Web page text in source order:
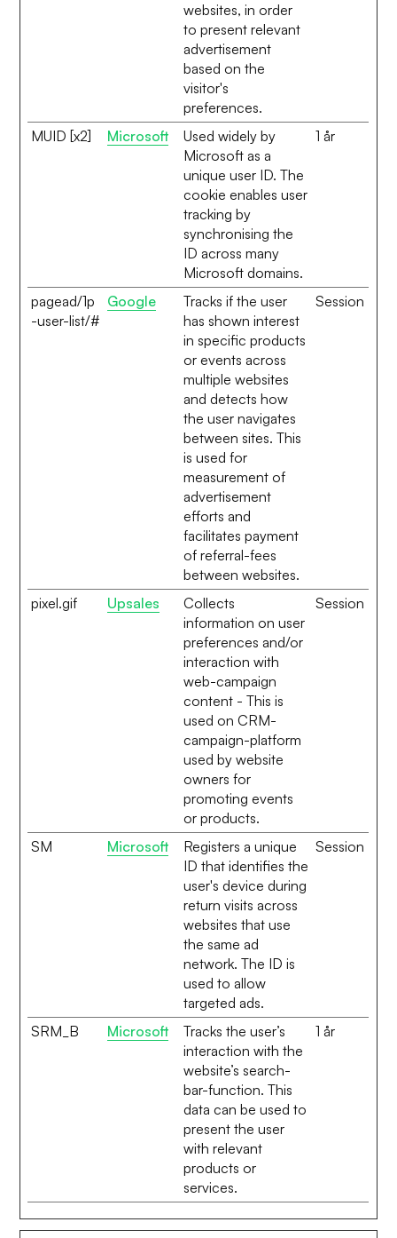
websites, in order
to present relevant
advertisement
based on the
visitor's
preferences.
MUID [x2]
Microsoft
Used widely by
Microsoft as a
unique user ID. The
cookie enables user
tracking by
synchronising the
ID across many
Microsoft domains.
1 år
pagead/1p
-user-list/#
Google
Tracks if the user
has shown interest
in specific products
or events across
multiple websites
and detects how
the user navigates
between sites. This
is used for
measurement of
advertisement
efforts and
facilitates payment
of referral-fees
between websites.
Session
pixel.gif Upsales
Collects
information on user
preferences and/or
interaction with
web-campaign
content - This is
used on CRM-
campaign-platform
used by website
owners for
promoting events
or products.
Session
SM Microsoft
Registers a unique
ID that identifies the
user's device during
return visits across
websites that use
the same ad
network. The ID is
used to allow
targeted ads.
Session
SRM_B Microsoft
Tracks the user’s
interaction with the
website’s search-
bar-function. This
data can be used to
present the user
with relevant
products or
services.
1 år